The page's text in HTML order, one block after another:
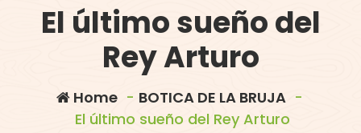
El último sueño del
Rey Arturo
Home- BOTICA DE LA BRUJA-
El último sueño del Rey Arturo